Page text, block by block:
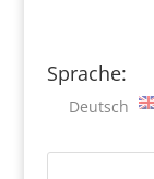
Sprache:
Deutsch